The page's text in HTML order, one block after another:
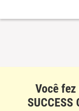
Você
SUCCESS